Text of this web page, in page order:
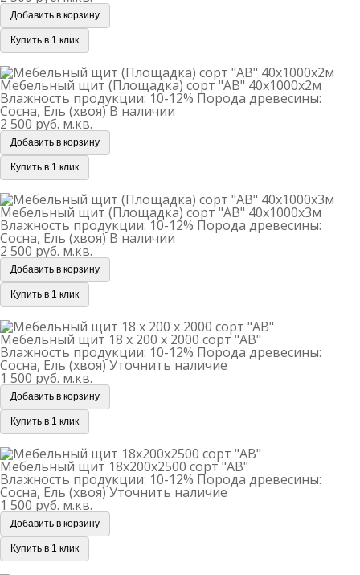
Добавить в корзину
Купить в 1 клик
Мебельный щит (Площадка) сорт "АВ" 40х1000х2м
Влажность продукции: 10-12% Порода древесины:
Сосна, Ель (хвоя) В наличии
2 500 руб. м.кв.
Добавить в корзину
Купить в 1 клик
Мебельный щит (Площадка) сорт "АВ" 40х1000х3м
Влажность продукции: 10-12% Порода древесины:
Сосна, Ель (хвоя) В наличии
2 500 руб. м.кв.
Добавить в корзину
Купить в 1 клик
Мебельный щит 18 х 200 х 2000 сорт "АВ"
Влажность продукции: 10-12% Порода древесины:
Сосна, Ель (хвоя)Уточнить наличие
1 500 руб. м.кв.
Добавить в корзину
Купить в 1 клик
Мебельный щит 18х200х2500 сорт "АВ"
Влажность продукции: 10-12% Порода древесины:
Сосна, Ель (хвоя)Уточнить наличие
1 500 руб. м.кв.
Добавить в корзину
Купить в 1 клик